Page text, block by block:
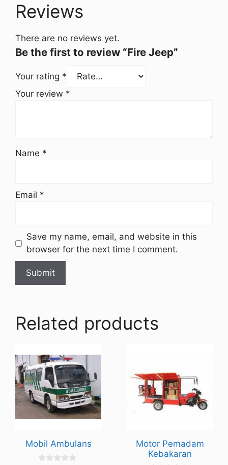
Reviews
There are no reviews yet.
Be the first to review “Fire Jeep”
Your rating *
Your review *
Name *
Email *
Save my name, email, and website in this
browser for the next time I comment.
Related products
Mobil Ambulans
Motor Pemadam
Kebakaran